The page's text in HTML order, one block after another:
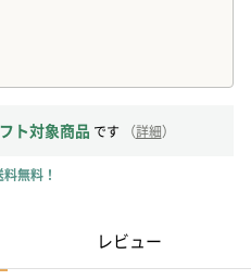
ト対象商品 です （詳細）
料無料！
レビュー